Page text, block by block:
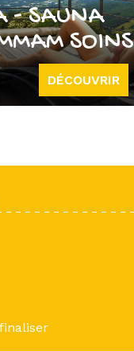
- SAUNA
SOINS
DÉCOUVRIR